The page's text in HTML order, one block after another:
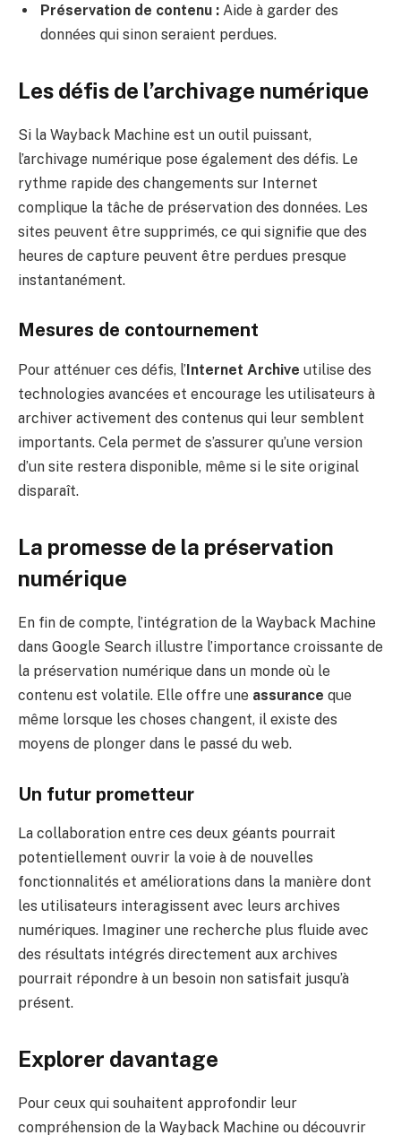
Préservation de contenu : Aide à garder des
données qui sinon seraient perdues.
Les défis de l’archivage numérique
Si la Wayback Machine est un outil puissant,
l’archivage numérique pose également des défis. Le
rythme rapide des changements sur Internet
complique la tâche de préservation des données. Les
sites peuvent être supprimés, ce qui signifie que des
heures de capture peuvent être perdues presque
instantanément.
Mesures de contournement
Pour atténuer ces défis, l’Internet Archive utilise des
technologies avancées et encourage les utilisateurs à
archiver activement des contenus qui leur semblent
importants. Cela permet de s’assurer qu’une version
d’un site restera disponible, même si le site original
disparaît.
La promesse de la préservation
numérique
En fin de compte, l’intégration de la Wayback Machine
dans Google Search illustre l’importance croissante de
la préservation numérique dans un monde où le
contenu est volatile. Elle offre une assurance que
même lorsque les choses changent, il existe des
moyens de plonger dans le passé du web.
Un futur prometteur
La collaboration entre ces deux géants pourrait
potentiellement ouvrir la voie à de nouvelles
fonctionnalités et améliorations dans la manière dont
les utilisateurs interagissent avec leurs archives
numériques. Imaginer une recherche plus fluide avec
des résultats intégrés directement aux archives
pourrait répondre à un besoin non satisfait jusqu’à
présent.
Explorer davantage
Pour ceux qui souhaitent approfondir leur
compréhension de la Wayback Machine ou découvrir